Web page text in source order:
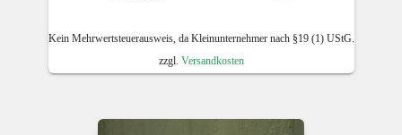
Kein Mehrwertsteuerausweis, da Kleinunternehmer nach §19 (1) UStG.
zzgl. Versandkosten